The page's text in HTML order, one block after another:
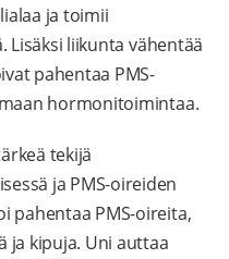
ja toimii
liikunta vähentää
pahentaa PMS-
hormonitoimintaa.
tekijä
ja PMS-oireiden
pahentaa PMS-oireita,
ja kipuja. Uni auttaa